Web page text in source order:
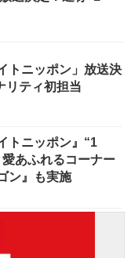
トニッポン」放送決
リティ初担当
トニッポン』“1
あふれるコーナー
ン』も実施